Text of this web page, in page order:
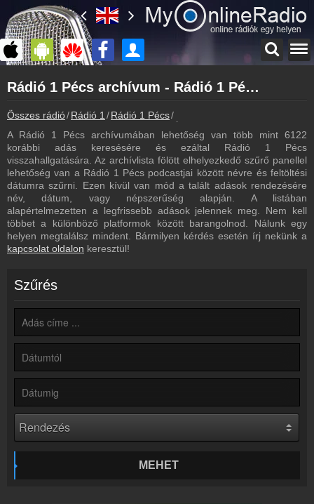
myonlineradio.hu
Rádió 1 Pécs
Vissza a Rádió 1 Pécs oldalára
Bejelentkezés
Hozz létre saját fiókot!
Most szól
Tudd meg mi szólt eddig
Frekvenciák
Rádió 1 Pécs frekvencia
Műsorújság
Webkamera
Rádió 1 Pécs webkamera, élőkép
Hírek
Rádió 1 Pécs kapcsolatos hírek
Írj nekünk!
Rádiós partnerek
Rádió beágyazás
Ágyazd be weboldaladba
Rádió 1 Pécs archívum - Rádió 1 Pécs podcasts - Rádió 1 Pécs visszahallgatás
Összes rádió Rádió 1 Rádió 1 Pécs
A Rádió 1 Pécs archívumában lehetőség van több mint 6122
korábbi adás keresésére és ezáltal Rádió 1 Pécs
visszahallgatására. Az archívlista fölött elhelyezkedő szűrő panellel
lehetőség van a Rádió 1 Pécs podcastjai között névre és feltöltési
dátumra szűrni. Ezen kívül van mód a talált adások rendezésére
név, dátum, vagy népszerűség alapján. A listában
alapértelmezetten a legfrissebb adások jelennek meg. Nem kell
többet a különböző platformok között barangolnod. Nálunk egy
helyen megtalálsz mindent. Bármilyen kérdés esetén írj nekünk a
kapcsolat oldalon keresztül!
Szűrés
MEHET